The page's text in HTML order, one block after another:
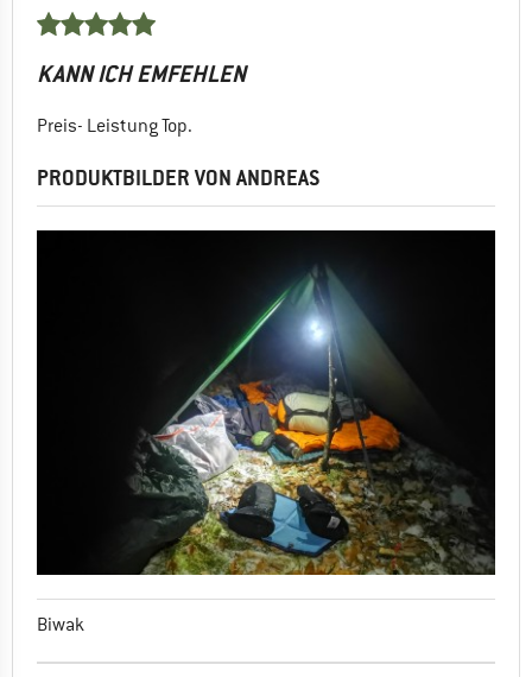
KANN ICH EMFEHLEN
Preis- Leistung Top.
PRODUKTBILDER VON ANDREAS
Biwak